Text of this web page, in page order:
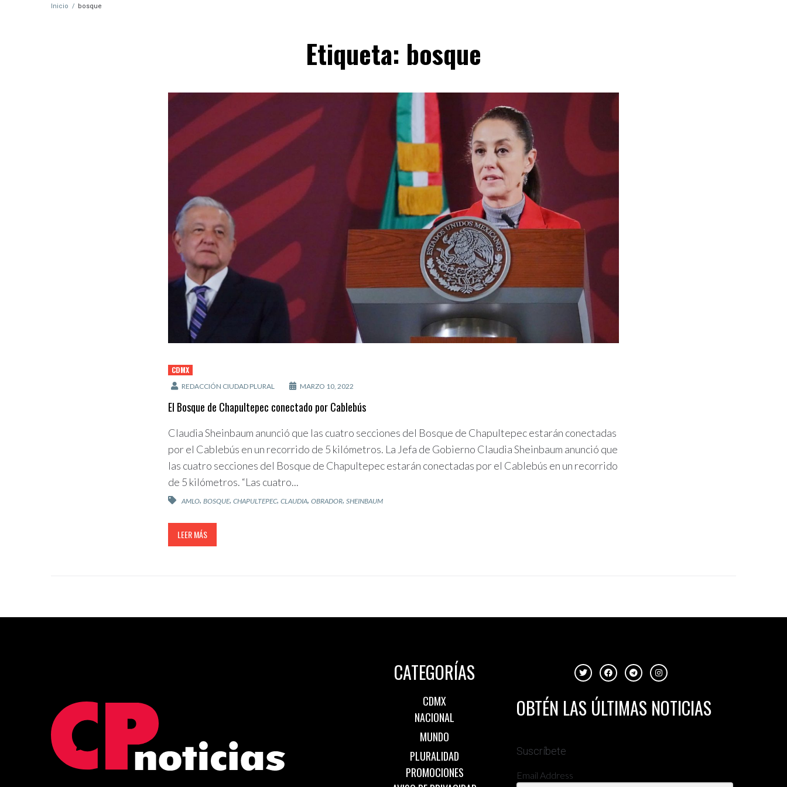
Inicio / bosque
Etiqueta: bosque
CDMX
REDACCIÓN CIUDAD PLURAL MARZO 10, 2022
El Bosque de Chapultepec conectado por Cablebús
Claudia Sheinbaum anunció que las cuatro secciones del Bosque de Chapultepec estarán conectadas
por el Cablebús en un recorrido de 5 kilómetros. La Jefa de Gobierno Claudia Sheinbaum anunció que
las cuatro secciones del Bosque de Chapultepec estarán conectadas por el Cablebús en un recorrido
de 5 kilómetros. “Las cuatro...
AMLO, BOSQUE, CHAPULTEPEC, CLAUDIA, OBRADOR, SHEINBAUM
LEER MÁS
CATEGORÍAS
CDMX
NACIONAL
MUNDO
PLURALIDAD
PROMOCIONES
OBTÉN LAS ÚLTIMAS NOTICIAS
Suscríbete
Email Address